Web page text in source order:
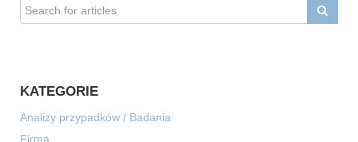
KATEGORIE
Analizy przypadków / Badania
Firma